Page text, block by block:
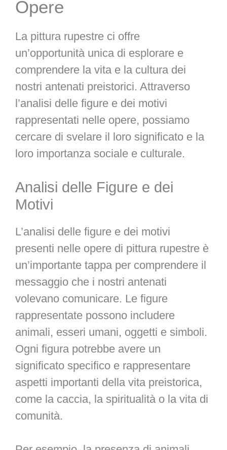
Opere
La pittura rupestre ci offre
un’opportunità unica di esplorare e
comprendere la vita e la cultura dei
nostri antenati preistorici. Attraverso
l’analisi delle figure e dei motivi
rappresentati nelle opere, possiamo
cercare di svelare il loro significato e la
loro importanza sociale e culturale.
Analisi delle Figure e dei
Motivi
L’analisi delle figure e dei motivi
presenti nelle opere di pittura rupestre è
un’importante tappa per comprendere il
messaggio che i nostri antenati
volevano comunicare. Le figure
rappresentate possono includere
animali, esseri umani, oggetti e simboli.
Ogni figura potrebbe avere un
significato specifico e rappresentare
aspetti importanti della vita preistorica,
come la caccia, la spiritualità o la vita di
comunità.